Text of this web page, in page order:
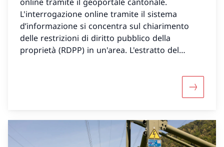
L'interrogazione online tramite il sistema
d’informazione si concentra sul chiarimento
delle restrizioni di diritto pubblico della
proprietà (RDPP) in un'area. L'estratto del
fornisce informazioni sulla RDPP di un singolo
immobile. Il Catasto RDPP è stato introdotto in
tutti i Cantoni, ma non ancora in tutti i Comuni.